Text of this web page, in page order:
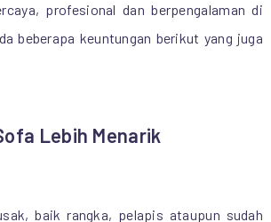
profesional dan berpengalaman di
beberapa keuntungan berikut yang juga
Lebih Menarik
baik rangka, pelapis ataupun sudah